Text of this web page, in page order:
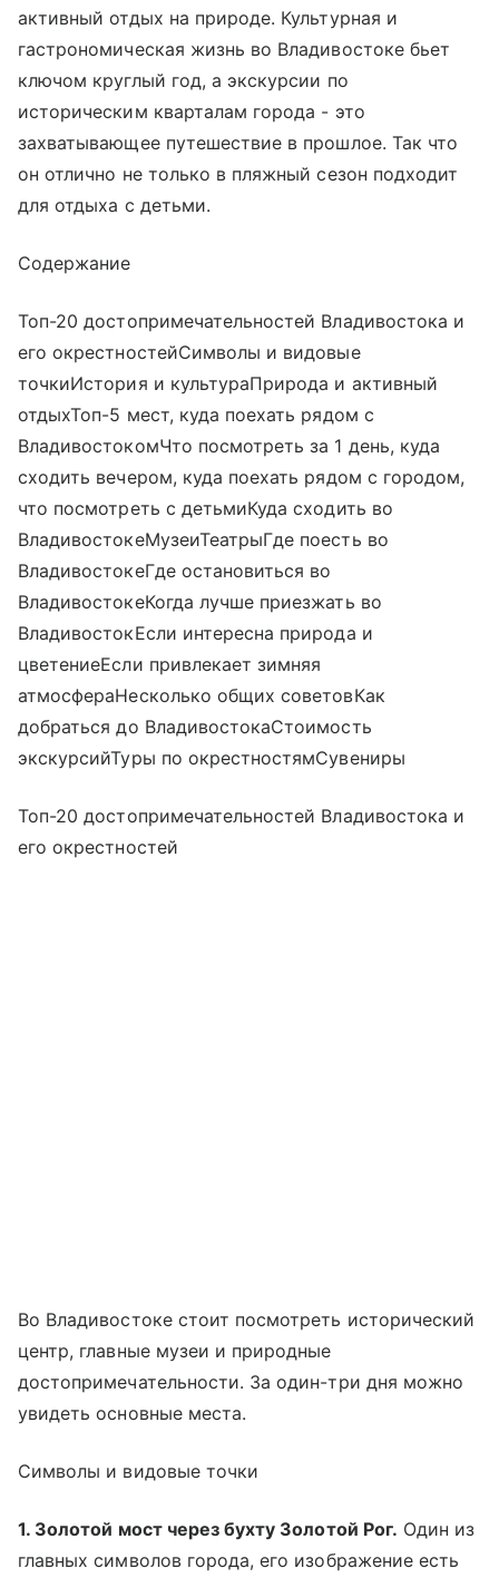
активный отдых на природе. Культурная и
гастрономическая жизнь во Владивостоке бьет
ключом круглый год, а экскурсии по
историческим кварталам города - это
захватывающее путешествие в прошлое. Так что
он отлично не только в пляжный сезон подходит
для отдыха с детьми.
Содержание
Топ-20 достопримечательностей Владивостока и
его окрестностейСимволы и видовые
точкиИстория и культураПрирода и активный
отдыхТоп-5 мест, куда поехать рядом с
ВладивостокомЧто посмотреть за 1 день, куда
сходить вечером, куда поехать рядом с городом,
что посмотреть с детьмиКуда сходить во
ВладивостокеМузеиТеатрыГде поесть во
ВладивостокеГде остановиться во
ВладивостокеКогда лучше приезжать во
ВладивостокЕсли интересна природа и
цветениеЕсли привлекает зимняя
атмосфераНесколько общих советовКак
добраться до ВладивостокаСтоимость
экскурсийТуры по окрестностямСувениры
Топ-20 достопримечательностей Владивостока и
его окрестностей
Во Владивостоке стоит посмотреть исторический
центр, главные музеи и природные
достопримечательности. За один-три дня можно
увидеть основные места.
Символы и видовые точки
1. Золотой мост через бухту Золотой Рог. Один из
главных символов города, его изображение есть